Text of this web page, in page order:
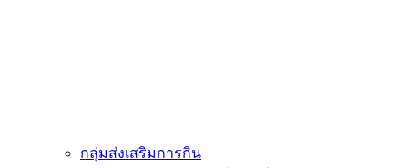
กลุ่มส่งเสริมการกิน